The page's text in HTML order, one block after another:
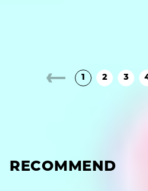
1 2 3
RECOMMEND